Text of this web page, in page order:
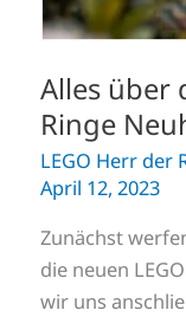
Alles über
Ringe
LEGO Herr der
April 12, 2023
Zunächst
die neuen
wir uns